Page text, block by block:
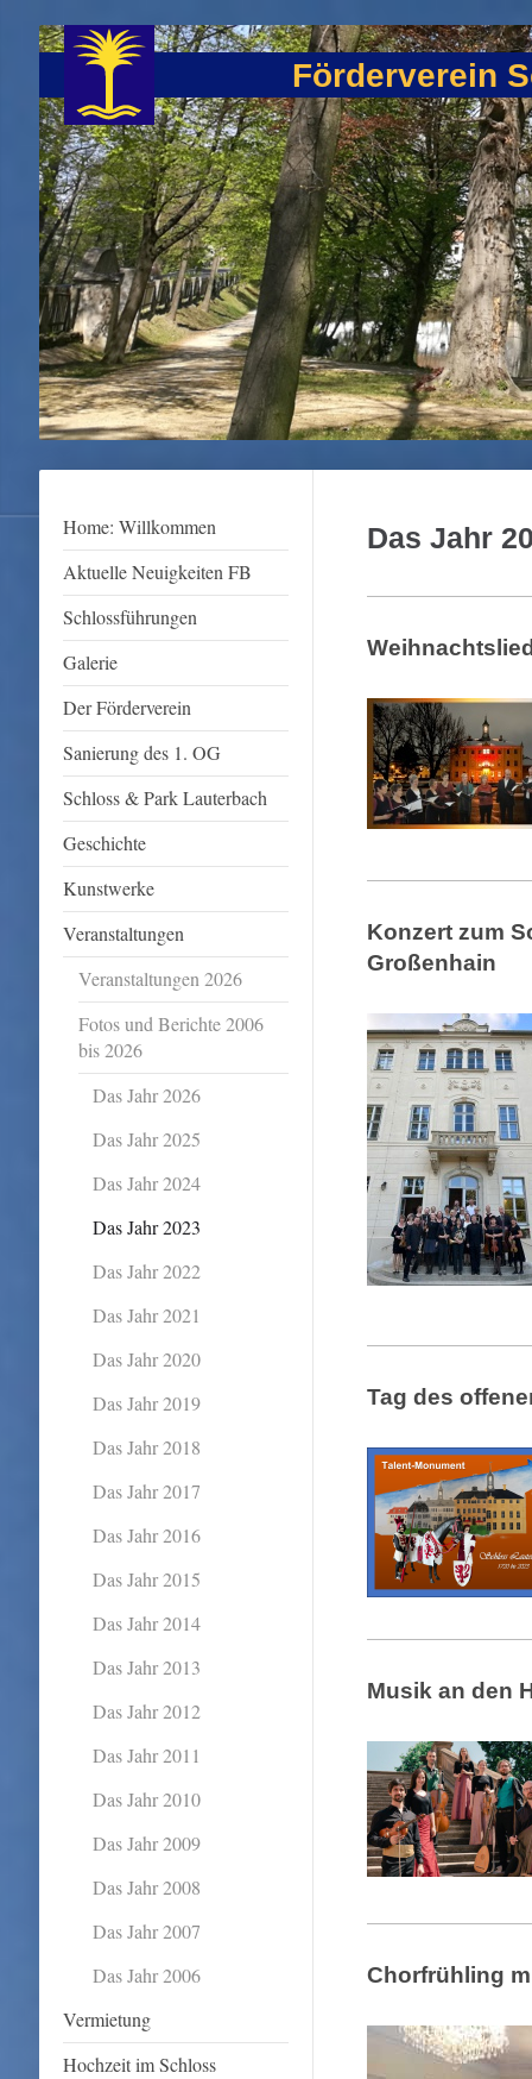
Förderverein
Home: Willkommen
Aktuelle Neuigkeiten FB
Schlossführungen
Galerie
Der Förderverein
Sanierung des 1. OG
Schloss & Park Lauterbach
Geschichte
Kunstwerke
Veranstaltungen
Veranstaltungen 2026
Fotos und Berichte 2006
bis 2026
Das Jahr 2026
Das Jahr 2025
Das Jahr 2024
Das Jahr 2023
Das Jahr 2022
Das Jahr 2021
Das Jahr 2020
Das Jahr 2019
Das Jahr 2018
Das Jahr 2017
Das Jahr 2016
Das Jahr 2015
Das Jahr 2014
Das Jahr 2013
Das Jahr 2012
Das Jahr 2011
Das Jahr 2010
Das Jahr 2009
Das Jahr 2008
Das Jahr 2007
Das Jahr 2006
Vermietung
Hochzeit im Schloss
Das Jahr
Konzert zum
Großenhain
Tag des
Musik an den
Chorfrühling